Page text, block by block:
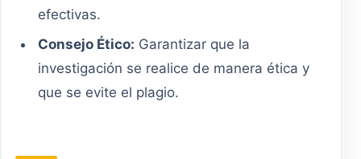
efectivas.
Consejo Ético: Garantizar que la
investigación se realice de manera ética y
que se evite el plagio.